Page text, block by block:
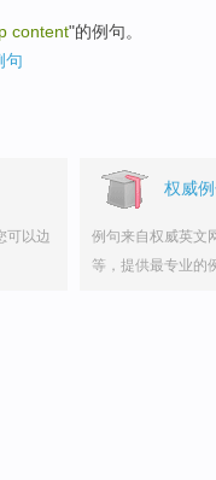
content"的例句。
句
可以边
权威
例句来自权威英文
等，提供最专业的